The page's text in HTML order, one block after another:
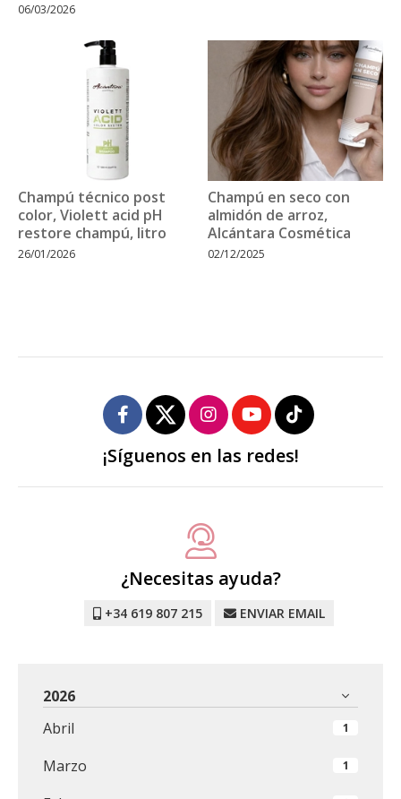
06/03/2026
Champú técnico post
color, Violett acid pH
restore champú, litro
26/01/2026
Champú en seco con
almidón de arroz,
Alcántara Cosmética
02/12/2025
¡Síguenos en las redes!
¿Necesitas ayuda?
+34 619 807 215 ENVIAR EMAIL
2026
Abril
1
Marzo 1